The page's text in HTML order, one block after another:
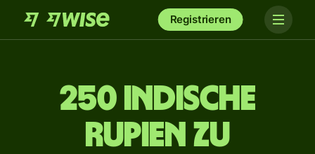
Registrieren
250 indische
Rupien zu